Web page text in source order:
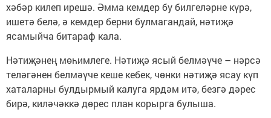
хәбәр килеп ирешә. Әмма кемдер бу билгеләрне күрә,
ишетә белә, ә кемдер берни булмагандай, нәтиҗә
ясамыйча битараф кала.
Нәтиҗәнең мөһимлеге. Нәтиҗә ясый белмәүче – нәрсә
теләгәнен белмәүче кеше кебек, чөнки нәтиҗә ясау күп
хаталарны булдырмый калуга ярдәм итә, безгә дәрес
бирә, киләчәккә дөрес план корырга булыша.